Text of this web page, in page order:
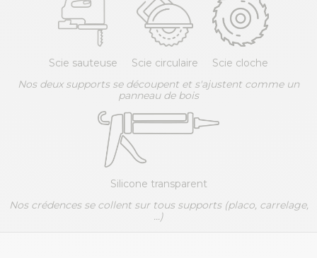
Scie sauteuse Scie circulaire
Scie cloche
Nos deux supports se découpent et s'ajustent comme un
panneau de bois
Silicone transparent
Nos crédences se collent sur tous supports (placo, carrelage,
...)